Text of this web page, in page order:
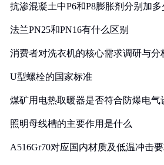
抗渗混凝土中P6和P8膨胀剂分别加多
法兰PN25和PN16有什么区别
消费者对洗衣机的核心需求调研与分
U型螺栓的国家标准
煤矿用电热取暖器是否符合防爆电气
照明母线槽的主要作用是什么
A516Gr70对应国内材质及低温冲击